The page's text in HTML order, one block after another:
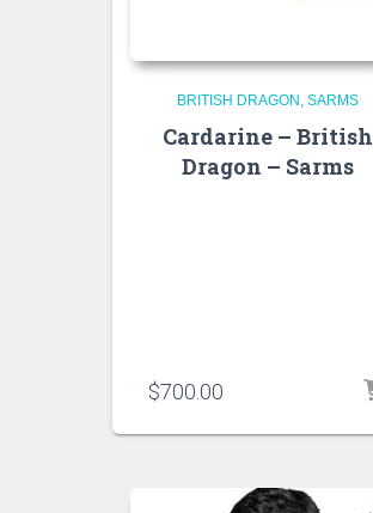
BRITISH DRAGON SARMS
Cardarine – British
Dragon – Sarms
$700.00